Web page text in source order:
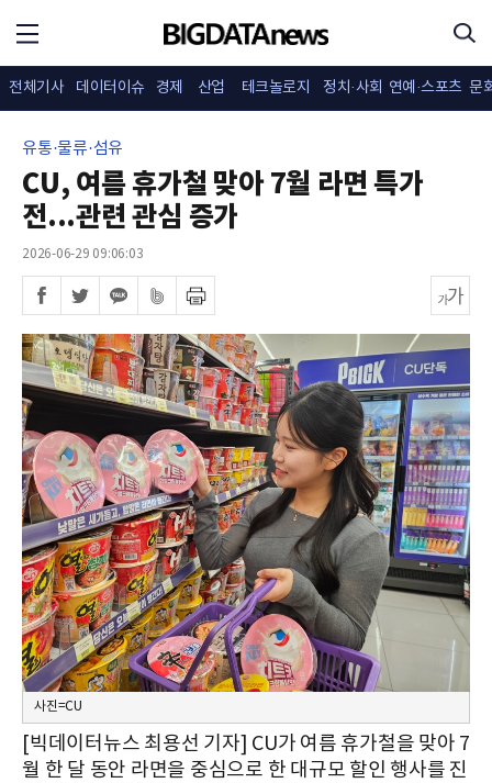
전체기사 데이터이슈 경제 산업 테크놀로지 정치·사회 연예·스포츠 문
유통·물류·섬유
CU, 여름 휴가철 맞아 7월 라면 특가
전...관련 관심 증가
2026-06-29 09:06:03
사진=CU
[빅데이터뉴스 최용선 기자] CU가 여름 휴가철을 맞아 7
월 한 달 동안 라면을 중심으로 한 대규모 할인 행사를 진